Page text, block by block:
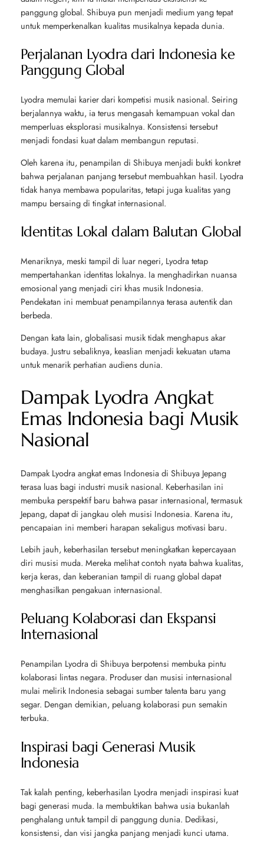
panggung global. Shibuya pun menjadi medium yang tepat
untuk memperkenalkan kualitas musikalnya kepada dunia.
Perjalanan Lyodra dari Indonesia ke
Panggung Global
Lyodra memulai karier dari kompetisi musik nasional. Seiring
berjalannya waktu, ia terus mengasah kemampuan vokal dan
memperluas eksplorasi musikalnya. Konsistensi tersebut
menjadi fondasi kuat dalam membangun reputasi.
Oleh karena itu, penampilan di Shibuya menjadi bukti konkret
bahwa perjalanan panjang tersebut membuahkan hasil. Lyodra
tidak hanya membawa popularitas, tetapi juga kualitas yang
mampu bersaing di tingkat internasional.
Identitas Lokal dalam Balutan Global
Menariknya, meski tampil di luar negeri, Lyodra tetap
mempertahankan identitas lokalnya. Ia menghadirkan nuansa
emosional yang menjadi ciri khas musik Indonesia.
Pendekatan ini membuat penampilannya terasa autentik dan
berbeda.
Dengan kata lain, globalisasi musik tidak menghapus akar
budaya. Justru sebaliknya, keaslian menjadi kekuatan utama
untuk menarik perhatian audiens dunia.
Dampak Lyodra Angkat
Emas Indonesia bagi Musik
Nasional
Dampak Lyodra angkat emas Indonesia di Shibuya Jepang
terasa luas bagi industri musik nasional. Keberhasilan ini
membuka perspektif baru bahwa pasar internasional, termasuk
Jepang, dapat di jangkau oleh musisi Indonesia. Karena itu,
pencapaian ini memberi harapan sekaligus motivasi baru.
Lebih jauh, keberhasilan tersebut meningkatkan kepercayaan
diri musisi muda. Mereka melihat contoh nyata bahwa kualitas,
kerja keras, dan keberanian tampil di ruang global dapat
menghasilkan pengakuan internasional.
Peluang Kolaborasi dan Ekspansi
Internasional
Penampilan Lyodra di Shibuya berpotensi membuka pintu
kolaborasi lintas negara. Produser dan musisi internasional
mulai melirik Indonesia sebagai sumber talenta baru yang
segar. Dengan demikian, peluang kolaborasi pun semakin
terbuka.
Inspirasi bagi Generasi Musik
Indonesia
Tak kalah penting, keberhasilan Lyodra menjadi inspirasi kuat
bagi generasi muda. Ia membuktikan bahwa usia bukanlah
penghalang untuk tampil di panggung dunia. Dedikasi,
konsistensi, dan visi jangka panjang menjadi kunci utama.